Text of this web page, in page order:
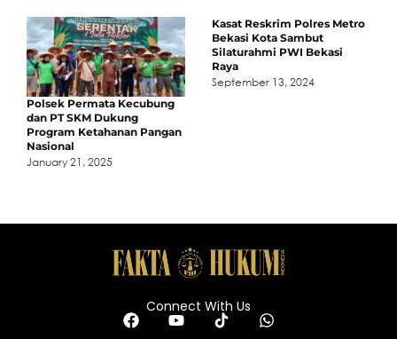
Polsek Permata Kecubung
dan PT SKM Dukung
Program Ketahanan Pangan
Nasional
January 21, 2025
Kasat Reskrim Polres Metro
Bekasi Kota Sambut
Silaturahmi PWI Bekasi
Raya
September 13, 2024
Connect With Us